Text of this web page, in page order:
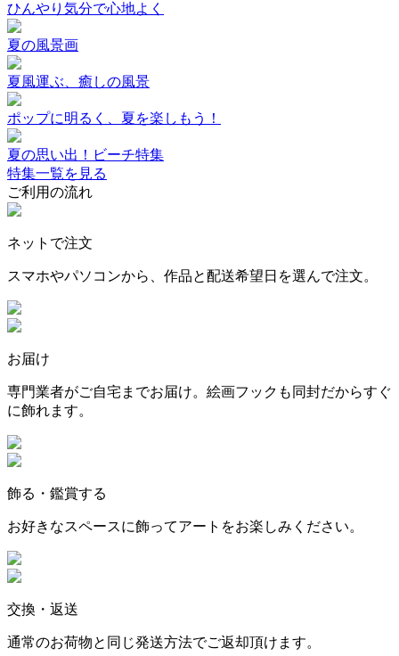
ひんやり気分で心地よく
夏の風景画
夏風運ぶ、癒しの風景
ポップに明るく、夏を楽しもう！
夏の思い出！ビーチ特集
特集一覧を見る
ご利用の流れ
ネットで注文
スマホやパソコンから、作品と配送希望日を選んで注文。
お届け
専門業者がご自宅までお届け。絵画フックも同封だからすぐ
に飾れます。
飾る・鑑賞する
お好きなスペースに飾ってアートをお楽しみください。
交換・返送
通常のお荷物と同じ発送方法でご返却頂けます。